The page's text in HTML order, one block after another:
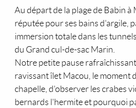
le
matin
Au départ de la plage de Babin à
réputée pour ses bains d'argile,
immersion totale dans les
du Grand cul-de-sac Marin.
Notre petite pause
ravissant îlet Macou, le moment
chapelle, d'observer les crabes
bernards l'hermite et pourquoi